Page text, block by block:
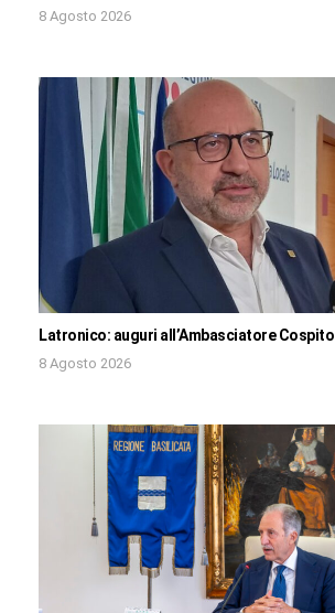
8 Agosto 2026
Latronico: auguri all’Ambasciatore Cospito
8 Agosto 2026